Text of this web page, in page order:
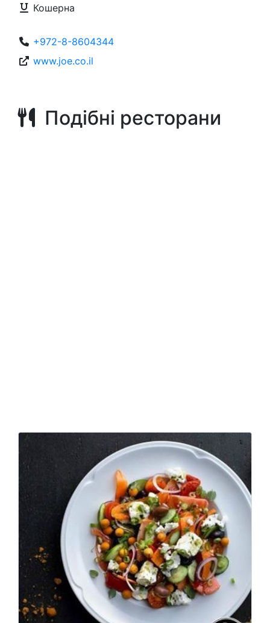
Кошерна
+972-8-8604344
www.joe.co.il
Подібні ресторани